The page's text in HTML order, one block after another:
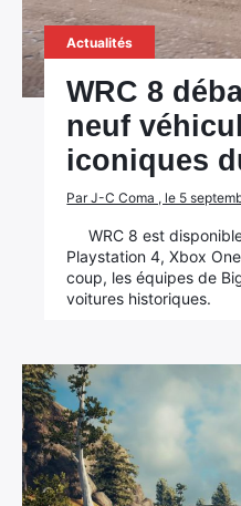
Actualités
WRC 8
neuf
iconiques
Par J-C Coma , le 5
WRC 8 est
Playstation 4, Xbox
coup, les équipes de
voitures historiques.